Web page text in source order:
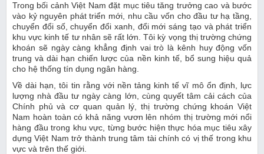
Trong bối cảnh Việt Nam đặt mục tiêu tăng trưởng cao và bước
vào kỷ nguyên phát triển mới, nhu cầu vốn cho đầu tư hạ tầng,
chuyển đổi số, chuyển đổi xanh, đổi mới sáng tạo và phát triển
khu vực kinh tế tư nhân sẽ rất lớn. Tôi kỳ vọng thị trường chứng
khoán sẽ ngày càng khẳng định vai trò là kênh huy động vốn
trung và dài hạn chiến lược của nền kinh tế, bổ sung hiệu quả
cho hệ thống tín dụng ngân hàng.
Về dài hạn, tôi tin rằng với nền tảng kinh tế vĩ mô ổn định, lực
lượng nhà đầu tư ngày càng lớn, cùng quyết tâm cải cách của
Chính phủ và cơ quan quản lý, thị trường chứng khoán Việt
Nam hoàn toàn có khả năng vươn lên nhóm thị trường mới nổi
hàng đầu trong khu vực, từng bước hiện thực hóa mục tiêu xây
dựng Việt Nam trở thành trung tâm tài chính có vị thế trong khu
vực và trên thế giới.